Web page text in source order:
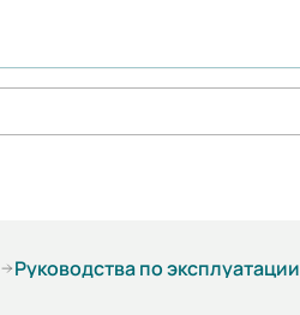
Руководства по эксплуатации